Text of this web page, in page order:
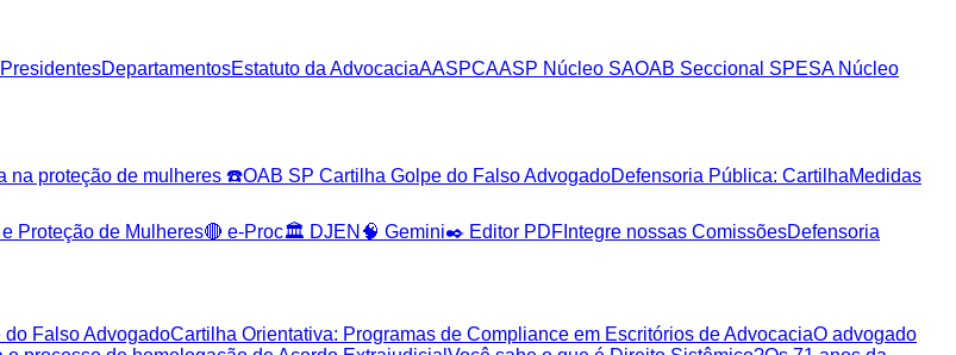
DepartamentosEstatuto da AdvocaciaAASPCAASP Núcleo SAOAB Seccional SPESA Núcleo
na proteção de mulheres ☎️OAB SP Cartilha Golpe do Falso AdvogadoDefensoria Pública: CartilhaMedidas
Proteção de Mulheres🔴 e-Proc🏛️ DJEN 🧠 Gemini✒️ Editor PDF Integre nossas ComissõesDefensoria
Falso AdvogadoCartilha Orientativa: Programas de Compliance em Escritórios de AdvocaciaO advogado